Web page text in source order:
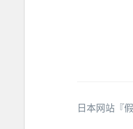
日本网站『